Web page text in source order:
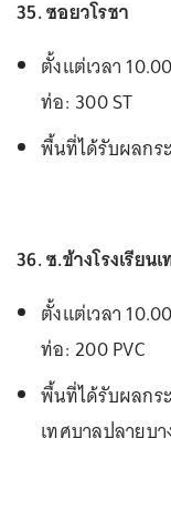
35. ซอยวโรชา
ตั้งแต่เวลา
ท่อ: 300 ST
พื้นที่ได้รับผลกร
36. ซ.ข้างโรงเรีย
ตั้งแต่เวลา
ท่อ: 200 PVC
พื้นที่ได้รับผลกร
เทศบาลปลายบา